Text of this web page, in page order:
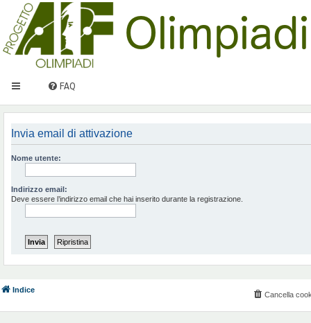
FAQ
Invia email di attivazione
Nome utente:
Indirizzo email:
Deve essere l’indirizzo email che hai inserito durante la registrazione.
Indice
Cancella